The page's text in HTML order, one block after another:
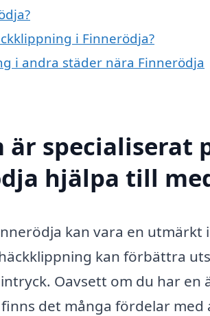
i Finnerödja?
i andra städer nära Finnerödja
specialiserat
hjälpa till
kan vara en utmärkt
kan förbättra
Oavsett om du har en
det många fördelar